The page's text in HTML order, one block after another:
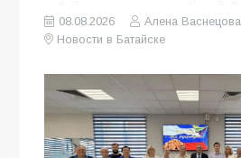
08.08.2026
Алена Васнецова
Новости в Батайске